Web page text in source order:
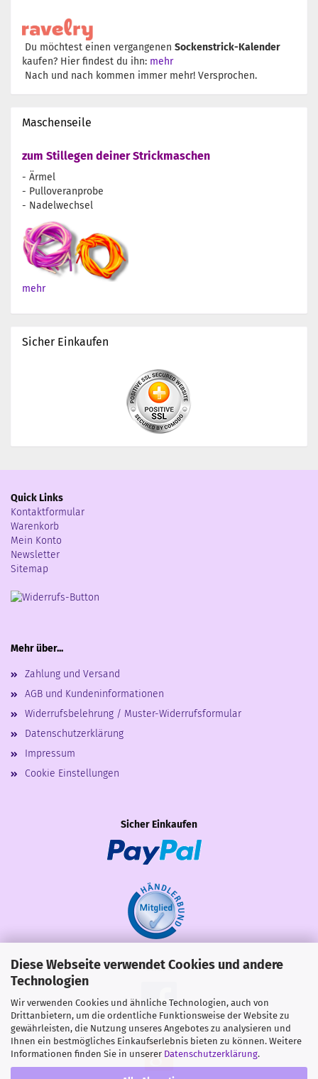
Diese Webseite verwendet Cookies und andere
Technologien
Wir verwenden Cookies und ähnliche Technologien, auch von
Drittanbietern, um die ordentliche Funktionsweise der Website zu
gewährleisten, die Nutzung unseres Angebotes zu analysieren und
Ihnen ein bestmögliches Einkaufserlebnis bieten zu können. Weitere
Informationen finden Sie in unserer Datenschutzerklärung.
Du möchtest einen vergangenen Sockenstrick-Kalender
kaufen? Hier findest du ihn: mehr
Nach und nach kommen immer mehr! Versprochen.
Maschenseile
zum Stillegen deiner Strickmaschen
- Ärmel
- Pulloveranprobe
- Nadelwechsel
mehr
Sicher Einkaufen
Quick Links
Kontaktformular
Warenkorb
Mein Konto
Newsletter
Sitemap
Mehr über...
Zahlung und Versand
AGB und Kundeninformationen
Widerrufsbelehrung / Muster-Widerrufsformular
Datenschutzerklärung
Impressum
Cookie Einstellungen
Sicher Einkaufen
Share